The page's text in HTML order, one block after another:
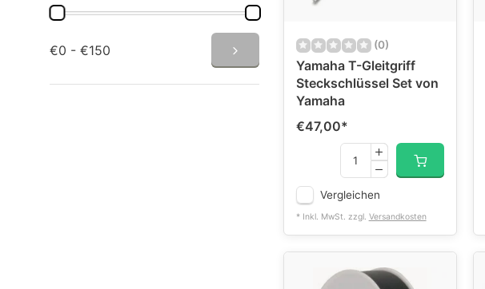
€0 - €150 (0)
Yamaha T-Gleitgriff
Steckschlüssel Set von
Yamaha
€47,00*
Vergleichen
* Inkl. MwSt. zzgl. Versandkosten